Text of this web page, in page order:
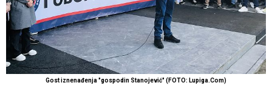
Gost iznenađenja "gospodin Stanojević" (FOTO: Lupiga.Com)